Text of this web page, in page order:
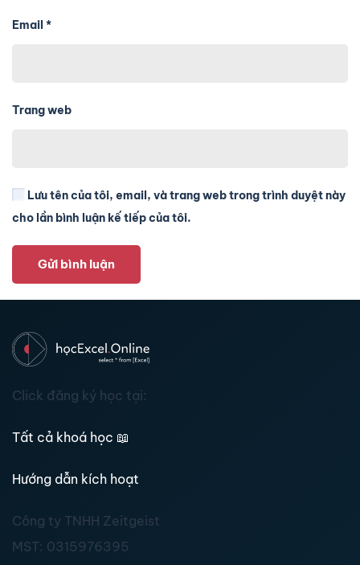
Email *
Trang web
Lưu tên của tôi, email, và trang web trong trình duyệt này
cho lần bình luận kế tiếp của tôi.
Gửi bình luận
Click đăng ký học tại:
Tất cả khoá học 📖
Hướng dẫn kích hoạt
Công ty TNHH Zeitgeist
MST: 0315976395